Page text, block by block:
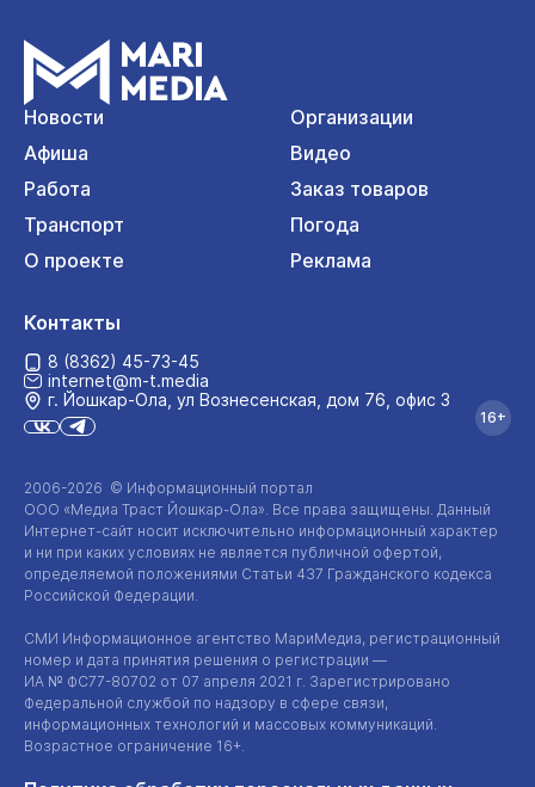
Новости
Организации
Афиша
Видео
Работа
Заказ товаров
Транспорт
Погода
О проекте
Реклама
2006-2026 © Информационный портал
ООО «Медиа Траст Йошкар-Ола». Все права защищены. Данный
Интернет-сайт носит исключительно информационный характер
и ни при каких условиях не является публичной офертой,
определяемой положениями Статьи 437 Гражданского кодекса
Российской Федерации.
СМИ Информационное агентство МариМедиа, регистрационный
номер и дата принятия решения о регистрации —
ИА № ФС77-80702 от 07 апреля 2021 г. Зарегистрировано
Федеральной службой по надзору в сфере связи,
информационных технологий и массовых коммуникаций.
Возрастное ограничение 16+.
Контакты
8 (8362) 45-73-45
internet@m-t.media
г. Йошкар‑Ола, ул Вознесенская, дом 76, офис 3
16+